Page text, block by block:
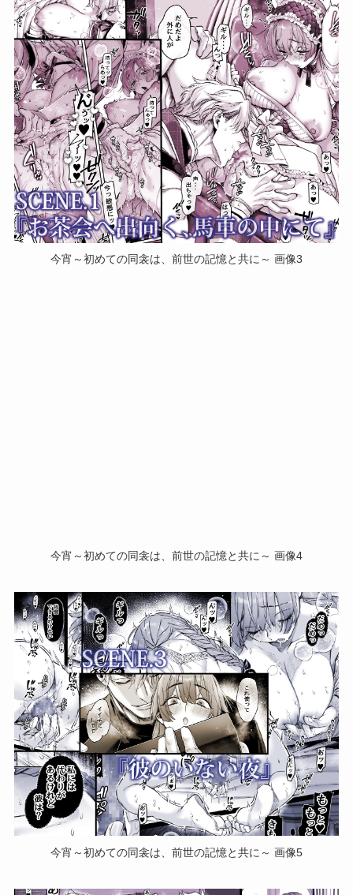
今宵～初めての同衾は、前世の記憶と共に～ 画像3
今宵～初めての同衾は、前世の記憶と共に～ 画像4
今宵～初めての同衾は、前世の記憶と共に～ 画像5